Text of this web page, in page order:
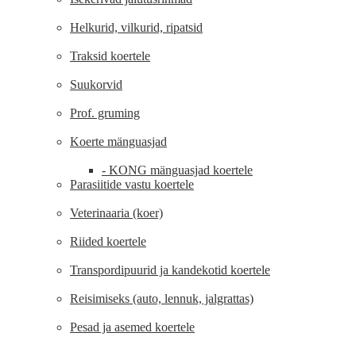
Helkurid, vilkurid, ripatsid
Traksid koertele
Suukorvid
Prof. gruming
Koerte mänguasjad
- KONG mänguasjad koertele
Parasiitide vastu koertele
Veterinaaria (koer)
Riided koertele
Transpordipuurid ja kandekotid koertele
Reisimiseks (auto, lennuk, jalgrattas)
Pesad ja asemed koertele